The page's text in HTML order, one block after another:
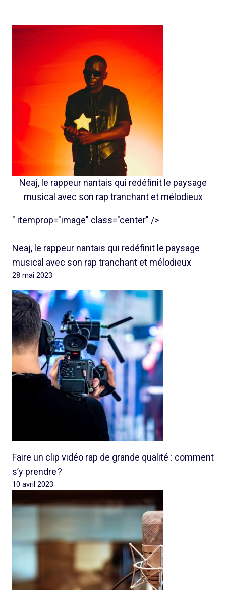
Neaj, le rappeur nantais qui redéfinit le paysage
musical avec son rap tranchant et mélodieux
" itemprop="image" class="center" />
Neaj, le rappeur nantais qui redéfinit le paysage
musical avec son rap tranchant et mélodieux
28 mai 2023
Faire un clip vidéo rap de grande qualité : comment
s’y prendre ?
10 avril 2023